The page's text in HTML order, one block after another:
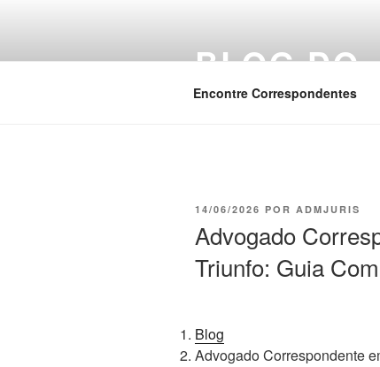
BLOG DO
Encontre Correspondentes
PUBLICADO
14/06/2026 POR ADMJURIS
Advogado
Triunfo: Guia
Blog
Advogado Correspondente